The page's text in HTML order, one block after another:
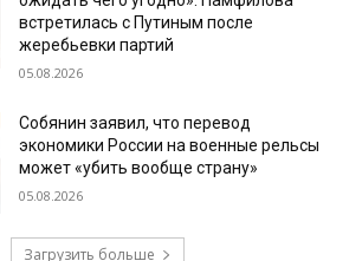
встретилась с Путиным после
жеребьевки партий
05.08.2026
Собянин заявил, что перевод
экономики России на военные рельсы
может «убить вообще страну»
05.08.2026
Загрузить больше